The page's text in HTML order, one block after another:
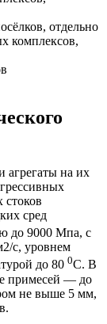
отдельно
комплексов,
агрегаты на их
сред
до 9000 Мпа, с
с, уровнем
до 80 0С. В
примесей — до
не выше 5 мм,